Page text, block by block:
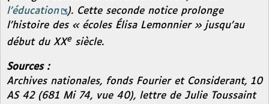
l’éducation
). Cette seconde notice prolonge
l’histoire des « écoles Élisa Lemonnier » jusqu’au
début du XXe siècle.
Sources :
Archives nationales, fonds Fourier et Considerant, 10
AS 42 (681 Mi 74, vue 40), lettre de Julie Toussaint